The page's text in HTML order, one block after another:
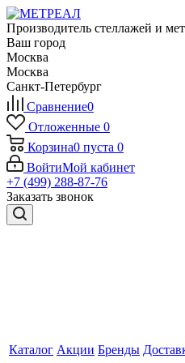
Производитель стеллажей и
Ваш город
Москва
Москва
Санкт-Петербург
Сравнение0
Отложенные 0
Корзина0 пуста 0
ВойтиМой кабинет
+7 (499) 288-87-76
Заказать звонок
Каталог Акции Бренды